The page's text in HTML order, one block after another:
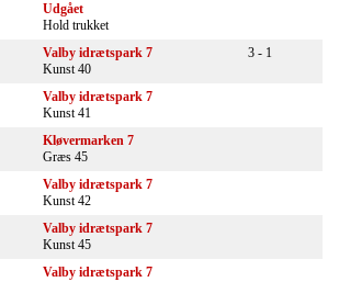
Udgået
Hold trukket
Valby idrætspark 7
Kunst 40
3 - 1
Valby idrætspark 7
Kunst 41
Kløvermarken 7
Græs 45
Valby idrætspark 7
Kunst 42
Valby idrætspark 7
Kunst 45
Valby idrætspark 7